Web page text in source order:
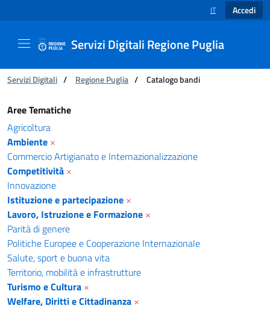
SELEZIONE
IT Accedi
Servizi Digitali Regione Puglia
Ti trovi in:
Servizi Digitali / Regione Puglia / Catalogo bandi
Catalogo bandi - Servizi Digitali Regione
Aree Tematiche
Agricoltura
Ambiente ×
Commercio Artigianato e Internazionalizzazione
Competitività ×
Innovazione
Istituzione e partecipazione ×
Lavoro, Istruzione e Formazione ×
Parità di genere
Politiche Europee e Cooperazione Internazionale
Salute, sport e buona vita
Territorio, mobilità e infrastrutture
Turismo e Cultura ×
Welfare, Diritti e Cittadinanza ×